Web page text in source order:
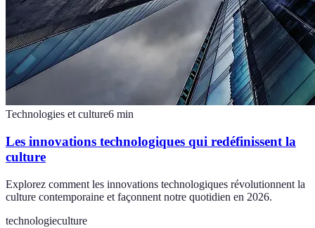
Technologies et culture6 min
Les innovations technologiques qui redéfinissent la
culture
Explorez comment les innovations technologiques révolutionnent la
culture contemporaine et façonnent notre quotidien en 2026.
technologieculture